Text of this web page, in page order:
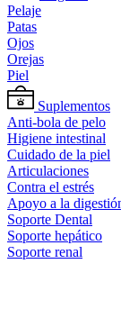
Pelaje
Patas
Ojos
Orejas
Piel
Suplementos
Anti-bola de pelo
Higiene intestinal
Cuidado de la piel
Articulaciones
Contra el estrés
Apoyo a la
Soporte Dental
Soporte hepático
Soporte renal